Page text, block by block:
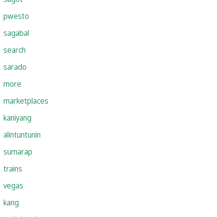
pwesto
sagabal
search
sarado
more
marketplaces
kaniyang
alintuntunin
sumarap
trains
vegas
kang